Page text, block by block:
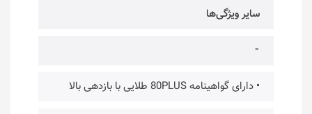
سایر ویژگی‌ها
⁃
• دارای گواهینامه 80PLUS طلایی با بازدهی بالا